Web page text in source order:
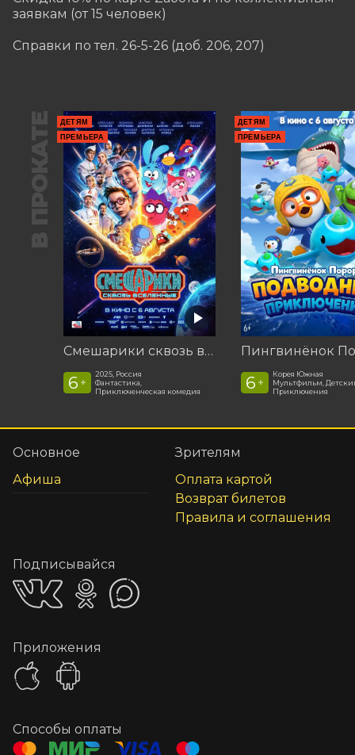
заявкам (от 15 человек)
Справки по тел. 26-5-26 (доб. 206, 207)
В ПРОКАТЕ
ДЕТЯМ
ПРЕМЬЕРА
Смешарики сквозь вселенные
6 +
2025, Россия
Фантастика,
Приключенческая комедия
ДЕТЯМ
ПРЕМЬЕРА
6 +
Корея Южная
Мультфильм,
Приключения
Основное
Афиша
Зрителям
Оплата картой
Возврат билетов
Правила и соглашения
Подписывайся
Приложения
Способы оплаты